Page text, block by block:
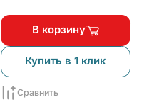
В корзину
Купить в 1 клик
Сравнить